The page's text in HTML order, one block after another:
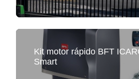
Kit motor rápido BFT
Smart